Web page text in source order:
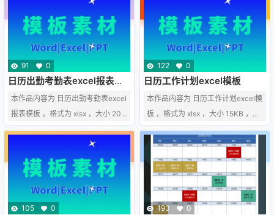
91 0
日历出勤考勤表excel报表模
板
本作品内容为 日历出勤考勤表excel
报表模板 ，格式为 xlsx ，大小 20.5
KB ，页数为 1 ， 比例为 4 : 3，请
使用 excel软件 打开，作品中的文
字与图均可以修改和编辑，图片更
改请在作品中右键图片并更换，文
字修改请直接点击文字进行修改，
也可以新增和删除作品中的内容。
122 0
日历工作计划excel模板
本作品内容为 日历工作计划excel模
板 ，格式为 xlsx ，大小 15KB ，页
数为 1 ， 比例为 4 : 3，请使用 exc
el软件 打开，作品中的文字与图均
可以修改和编辑，图片更改请在作
品中右键图片并更换，文字修改请
直接点击文字进行修改，也可以新
增和删除作品中的内容。 该模板来
105 0 193 0